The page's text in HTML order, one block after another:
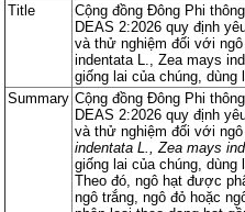
Title
Cộng đồng Đông Phi
DEAS 2:2026 quy định
và thử nghiệm đối với
indentata L., Zea mays
giống lai của chúng,
Summary Cộng đồng Đông Phi
DEAS 2:2026 quy định
và thử nghiệm đối với
indentata L., Zea mays
giống lai của chúng,
Theo đó, ngô hạt được
ngô trắng, ngô đỏ hoặc